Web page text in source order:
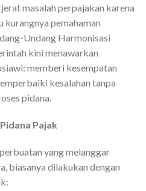
masalah perpajakan karena
pemahaman
Undang Harmonisasi
kini menawarkan
memberi kesempatan
kesalahan tanpa
pidana.
Pajak
yang melanggar
biasanya dilakukan dengan